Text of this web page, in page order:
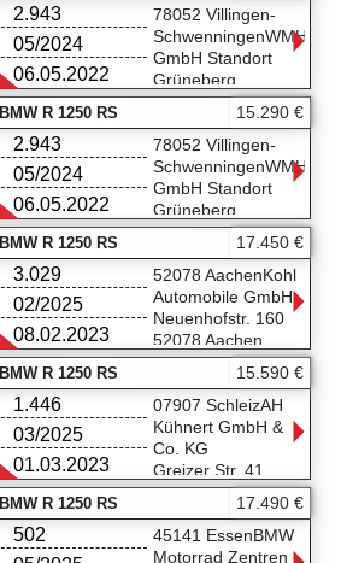
33106 Paderborn
05251/54500990
2.943
05/2024
06.05.2022
78052 Villingen-
SchwenningenWMH
GmbH Standort
Grüneberg
Heinrich-Hertz-
78052 Villingen-
Schwenningen
07721-99819-15
BMW R 1250 RS 15.290 €
2.943
05/2024
06.05.2022
78052 Villingen-
SchwenningenWMH
GmbH Standort
Grüneberg
Heinrich-Hertz-
78052 Villingen-
Schwenningen
07721-99819-15
BMW R 1250 RS 17.450 €
3.029
02/2025
08.02.2023
52078 AachenKohl
Automobile GmbH
Neuenhofstr. 160
52078 Aachen
0241936888194
BMW R 1250 RS 15.590 €
1.446
03/2025
01.03.2023
07907 SchleizAH
Kühnert GmbH &
Co. KG
Greizer Str. 41
07907 Schleiz
(03663) 43440
BMW R 1250 RS 17.490 €
502
45141 EssenBMW
Motorrad Zentren